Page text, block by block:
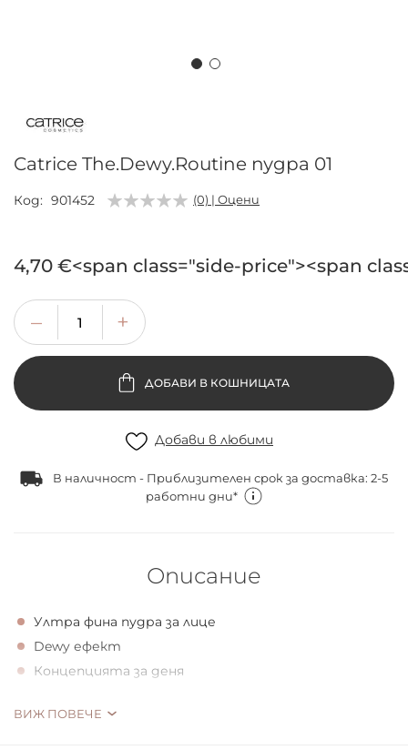
началото
галерия
със
Catrice The.Dewy.Routine пудра 01
Код 901452 (0) | Оцени
4,70 €<span class="side-price"><span
ДОБАВИ В КОШНИЦАТА
Добави в любими
В наличност - Приблизителен срок за доставка: 2-5
работни дни*
Описание
Ултра фина пудра за лице
Dewy ефект
Концепцията за деня
Изключително фина пудра за лице за dewy визия в
ВИЖ ПОВЕЧЕ